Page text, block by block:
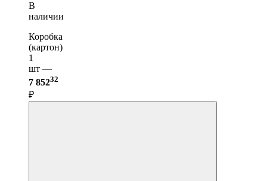
В
наличии
Коробка
(картон)
1
шт —
7 85232
₽